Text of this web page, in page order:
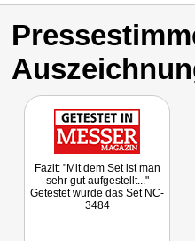
Fazit: "Mit dem Set ist man
sehr gut aufgestellt..."
Getestet wurde das Set NC-
3484